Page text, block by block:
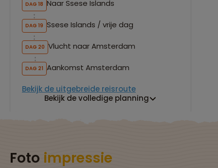
DAG 18 Naar Ssese Islands
DAG 19 Ssese Islands / vrije dag
DAG 20 Vlucht naar Amsterdam
DAG 21 Aankomst Amsterdam
Bekijk de uitgebreide reisroute
Bekijk de volledige planning
Foto impressie